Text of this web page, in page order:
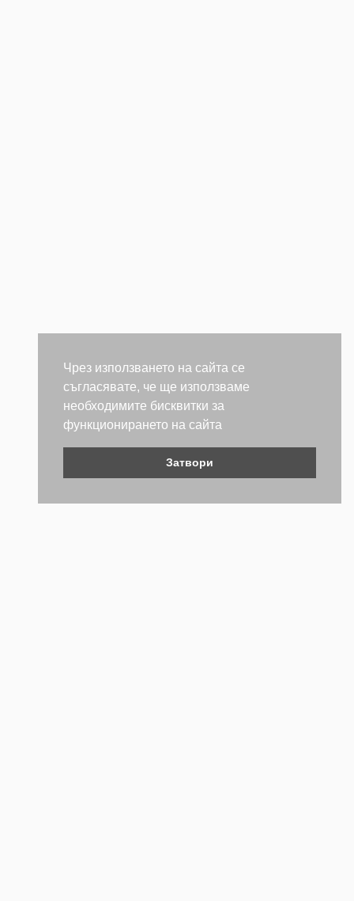
Чрез използването на сайта се
съгласявате, че ще използваме
необходимите бисквитки за
функционирането на сайта
Затвори